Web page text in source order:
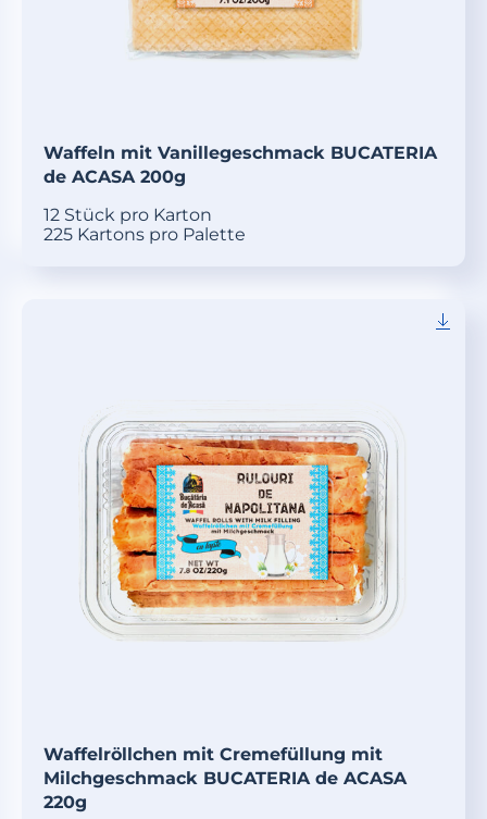
Waffeln mit Vanillegeschmack BUCATERIA
de ACASA 200g
12 Stück pro Karton
225 Kartons pro Palette
Waffelröllchen mit Cremefüllung mit
Milchgeschmack BUCATERIA de ACASA
220g